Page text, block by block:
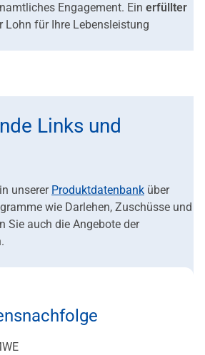
Engagement. Ein erfüllter
Lohn für Ihre Lebensleistung
Links und
unserer Produktdatenbank über
wie Darlehen, Zuschüsse und
Sie auch die Angebote der